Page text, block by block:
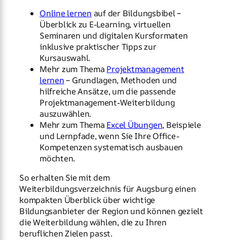
Online lernen auf der Bildungsbibel –
Überblick zu E-Learning, virtuellen
Seminaren und digitalen Kursformaten
inklusive praktischer Tipps zur
Kursauswahl.
Mehr zum Thema Projektmanagement
lernen– Grundlagen, Methoden und
hilfreiche Ansätze, um die passende
Projektmanagement-Weiterbildung
auszuwählen.
Mehr zum Thema Excel Übungen, Beispiele
und Lernpfade, wenn Sie Ihre Office-
Kompetenzen systematisch ausbauen
möchten.
So erhalten Sie mit dem
Weiterbildungsverzeichnis für Augsburg einen
kompakten Überblick über wichtige
Bildungsanbieter der Region und können gezielt
die Weiterbildung wählen, die zu Ihren
beruflichen Zielen passt.